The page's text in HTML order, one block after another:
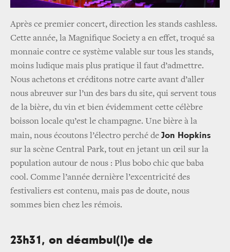
Après ce premier concert, direction les stands cashless.
Cette année, la Magnifique Society a en effet, troqué sa
monnaie contre ce système valable sur tous les stands,
moins ludique mais plus pratique il faut d’admettre.
Nous achetons et créditons notre carte avant d’aller
nous abreuver sur l’un des bars du site, qui servent tous
de la bière, du vin et bien évidemment cette célèbre
boisson locale qu’est le champagne. Une bière à la
main, nous écoutons l’électro perché de Jon Hopkins
sur la scène Central Park, tout en jetant un œil sur la
population autour de nous : Plus bobo chic que baba
cool. Comme l’année dernière l’excentricité des
festivaliers est contenu, mais pas de doute, nous
sommes bien chez les rémois.
23h31, on déambul(l)e de